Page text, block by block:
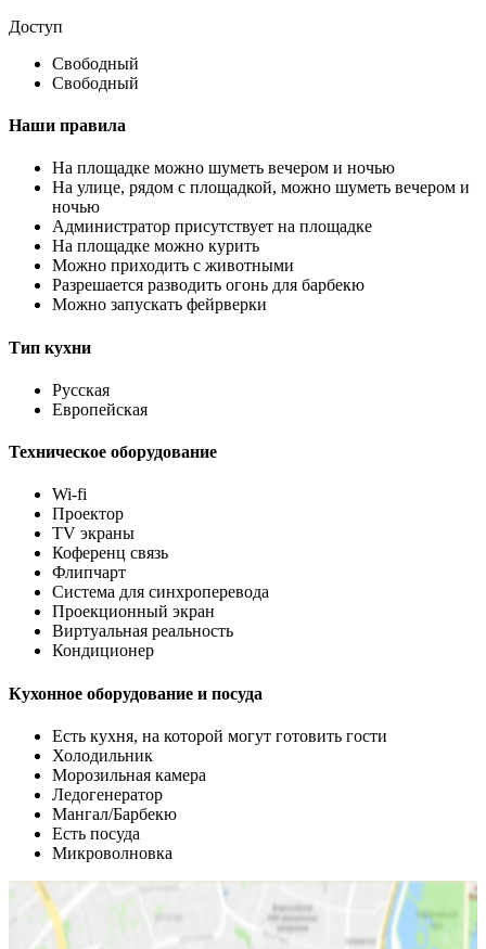
Доступ
Свободный
Свободный
Наши правила
На площадке можно шуметь вечером и ночью
На улице, рядом с площадкой, можно шуметь вечером и
ночью
Администратор присутствует на площадке
На площадке можно курить
Можно приходить с животными
Разрешается разводить огонь для барбекю
Можно запускать фейрверки
Тип кухни
Русская
Европейская
Техническое оборудование
Wi-fi
Проектор
TV экраны
Коференц связь
Флипчарт
Система для синхроперевода
Проекционный экран
Виртуальная реальность
Кондиционер
Кухонное оборудование и посуда
Есть кухня, на которой могут готовить гости
Холодильник
Морозильная камера
Ледогенератор
Мангал/Барбекю
Есть посуда
Микроволновка